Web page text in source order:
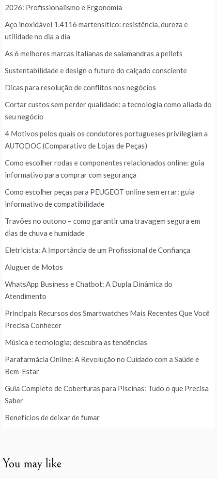
2026: Profissionalismo e Ergonomia
Aço inoxidável 1.4116 martensítico: resistência, dureza e
utilidade no dia a dia
As 6 melhores marcas italianas de salamandras a pellets
Sustentabilidade e design o futuro do calçado consciente
Dicas para resolução de conflitos nos negócios
Cortar custos sem perder qualidade: a tecnologia como aliada do
seu negócio
4 Motivos pelos quais os condutores portugueses privilegiam a
AUTODOC (Comparativo de Lojas de Peças)
Como escolher rodas e componentes relacionados online: guia
informativo para comprar com segurança
Como escolher peças para PEUGEOT online sem errar: guia
informativo de compatibilidade
Travões no outono – como garantir uma travagem segura em
dias de chuva e humidade
Eletricista: A Importância de um Profissional de Confiança
Aluguer de Motos
WhatsApp Business e Chatbot: A Dupla Dinâmica do
Atendimento
Principais Recursos dos Smartwatches Mais Recentes Que Você
Precisa Conhecer
Música e tecnologia: descubra as tendências
Parafarmácia Online: A Revolução no Cuidado com a Saúde e
Bem-Estar
Guia Completo de Coberturas para Piscinas: Tudo o que Precisa
Saber
Benefícios de deixar de fumar
You may like